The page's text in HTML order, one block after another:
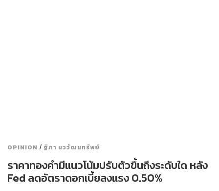
OPINION / ฐิภา นววัฒนทรัพย์
ราคาทองคำมีแนวโน้มปรับตัวขึ้นถึงระดับใด หลัง
Fed ลดอัตราดอกเบี้ยลงแรง 0.50%